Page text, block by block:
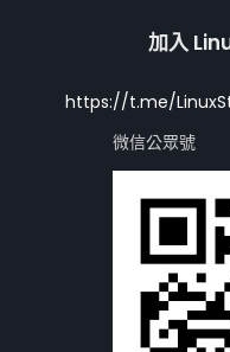
加入
https://t.me/
微信公眾號